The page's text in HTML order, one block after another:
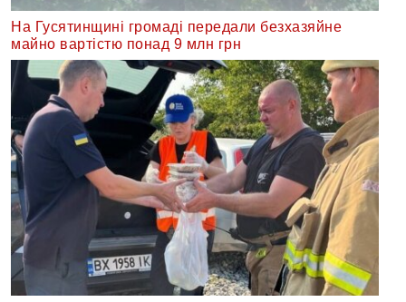
На Гусятинщині громаді передали безхазяйне
майно вартістю понад 9 млн грн